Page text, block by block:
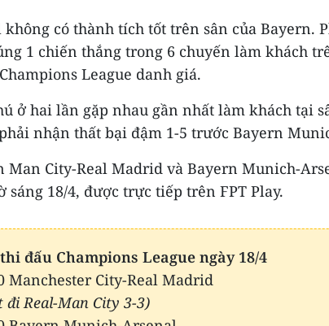
không có thành tích tốt trên sân của Bayern.
1 chiến thắng trong 6 chuyến làm khách
League danh giá.
ở hai lần gặp nhau gần nhất làm khách tại
nhận thất bại đậm 1-5 trước Bayern
Man City-Real Madrid và Bayern Munich-
sáng 18/4, được trực tiếp trên FPT Play.
đấu Champions League ngày 18/4
Manchester City-Real Madrid
Real-Man City 3-3)